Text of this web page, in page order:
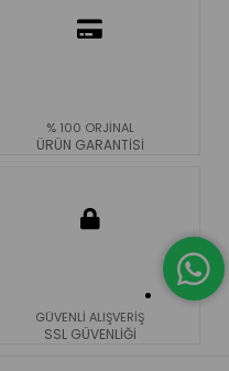
% 100 ORJİNAL
ÜRÜN GARANTİSİ
GÜVENLİ ALIŞVERİŞ
SSL GÜVENLİĞİ